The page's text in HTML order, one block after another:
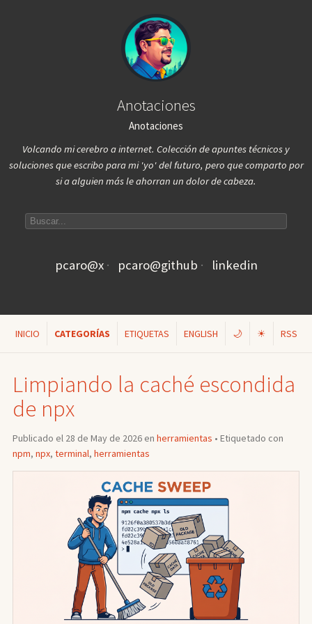
Anotaciones
Anotaciones
Volcando mi cerebro a internet. Colección de apuntes técnicos y
soluciones que escribo para mi 'yo' del futuro, pero que comparto por
si a alguien más le ahorran un dolor de cabeza.
pcaro@x pcaro@github linkedin
INICIO CATEGORÍAS ETIQUETAS ENGLISH 🌙 ☀ RSS
Limpiando la caché escondida
de npx
Publicado el 28 de May de 2026 en herramientas • Etiquetado con
npm, npx, terminal, herramientas